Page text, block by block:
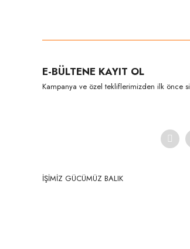
Ürün açıklamasında eksik bilgiler bulunuyor.
Ürün bilgilerinde hatalar bulunuyor.
E-BÜLTENE KAYIT OL
Kampanya ve özel tekliflerimizden ilk önce
İŞİMİZ GÜCÜMÜZ BALIK